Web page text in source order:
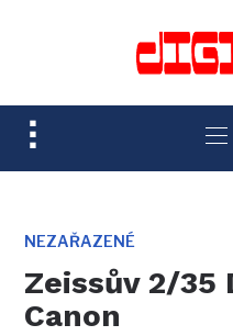
TOGGLE
SIDEBAR
NAVIGATION
NEZAŘAZENÉ
Zeissův 2/35
Canon